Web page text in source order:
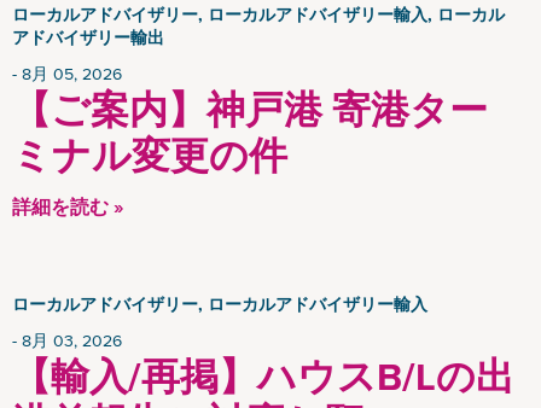
ローカルアドバイザリー
ローカル アドバイザリー輸出
CSR News
News
Insights
ローカルアドバイザリー, ローカルアドバイザリー輸入, ローカル
アドバイザリー輸出
8月 05, 2026
【ご案内】神戸港 寄港ター
ミナル変更の件
詳細を読む »
ローカルアドバイザリー, ローカルアドバイザリー輸入
8月 03, 2026
【輸入/再掲】ハウスB/Lの出